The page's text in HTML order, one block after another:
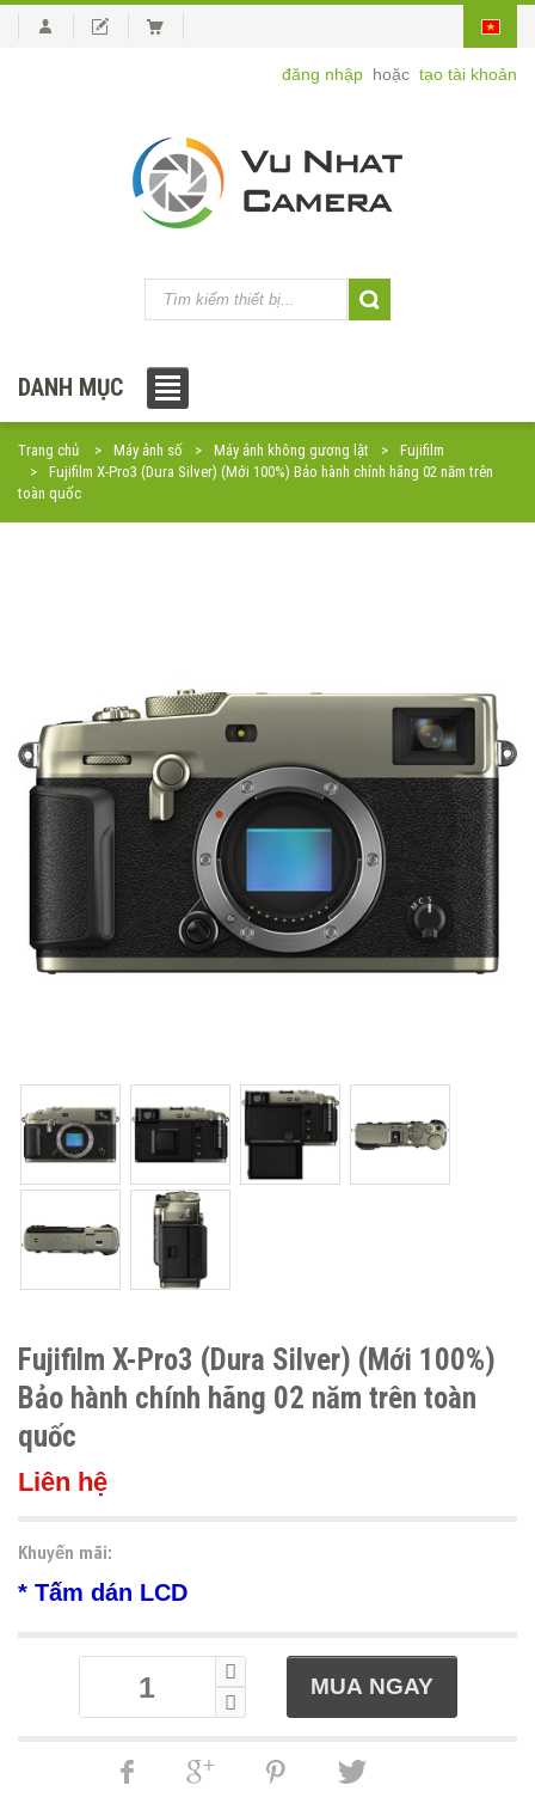
đăng nhập hoặc tạo tài khoản
DANH MỤC
Trang chủ Máy ảnh số Máy ảnh không gương lật
Fujifilm
Fujifilm X-Pro3 (Dura Silver) (Mới 100%) Bảo hành chính hãng 02 năm trên
toàn quốc
Fujifilm X-Pro3 (Dura Silver) (Mới 100%)
Bảo hành chính hãng 02 năm trên toàn
quốc
Liên hệ
Khuyến mãi:
* Tấm dán LCD